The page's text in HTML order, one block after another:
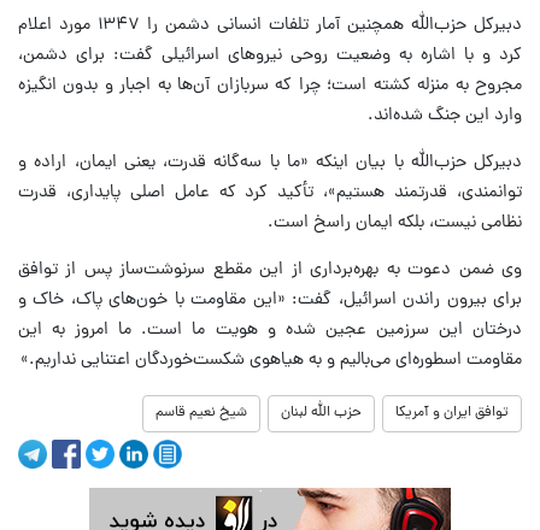
دبیرکل حزب‌الله همچنین آمار تلفات انسانی دشمن را ۱۳۴۷ مورد اعلام
کرد و با اشاره به وضعیت روحی نیروهای اسرائیلی گفت: برای دشمن،
مجروح به منزله کشته است؛ چرا که سربازان آن‌ها به اجبار و بدون انگیزه
وارد این جنگ شده‌اند.
دبیرکل حزب‌الله با بیان اینکه «ما با سه‌گانه قدرت، یعنی ایمان، اراده و
توانمندی، قدرتمند هستیم»، تأکید کرد که عامل اصلی پایداری، قدرت
نظامی نیست، بلکه ایمان راسخ است.
وی ضمن دعوت به بهره‌برداری از این مقطع سرنوشت‌ساز پس از توافق
برای بیرون راندن اسرائیل، گفت: «این مقاومت با خون‌های پاک، خاک و
درختان این سرزمین عجین شده و هویت ما است. ما امروز به این
مقاومت اسطوره‌ای می‌بالیم و به هیاهوی شکست‌خوردگان اعتنایی نداریم.»
توافق ایران و آمریکا حزب الله لبنان شیخ نعیم قاسم